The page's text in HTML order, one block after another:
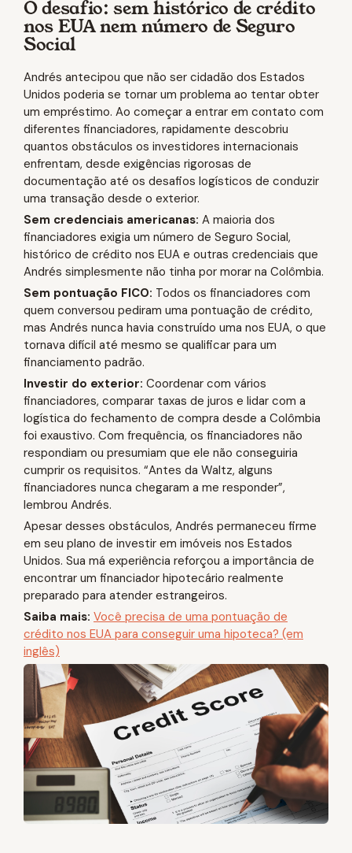
O desafio: sem histórico de crédito
nos EUA nem número de Seguro
Social
Andrés antecipou que não ser cidadão dos Estados
Unidos poderia se tornar um problema ao tentar obter
um empréstimo. Ao começar a entrar em contato com
diferentes financiadores, rapidamente descobriu
quantos obstáculos os investidores internacionais
enfrentam, desde exigências rigorosas de
documentação até os desafios logísticos de conduzir
uma transação desde o exterior.
Sem credenciais americanas: A maioria dos
financiadores exigia um número de Seguro Social,
histórico de crédito nos EUA e outras credenciais que
Andrés simplesmente não tinha por morar na Colômbia.
Sem pontuação FICO: Todos os financiadores com
quem conversou pediram uma pontuação de crédito,
mas Andrés nunca havia construído uma nos EUA, o que
tornava difícil até mesmo se qualificar para um
financiamento padrão.
Investir do exterior: Coordenar com vários
financiadores, comparar taxas de juros e lidar com a
logística do fechamento de compra desde a Colômbia
foi exaustivo. Com frequência, os financiadores não
respondiam ou presumiam que ele não conseguiria
cumprir os requisitos. “Antes da Waltz, alguns
financiadores nunca chegaram a me responder”,
lembrou Andrés.
Apesar desses obstáculos, Andrés permaneceu firme
em seu plano de investir em imóveis nos Estados
Unidos. Sua má experiência reforçou a importância de
encontrar um financiador hipotecário realmente
preparado para atender estrangeiros.
Saiba mais: Você precisa de uma pontuação de
crédito nos EUA para conseguir uma hipoteca? (em
inglês)